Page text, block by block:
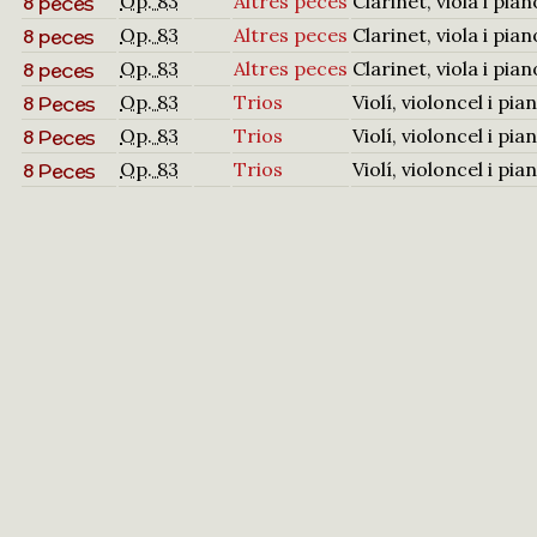
8 peces Op. 83 Altres peces Clarinet, viola i
8 peces Op. 83 Altres peces Clarinet, viola i
8 Peces Op. 83 Trios Violí, violoncel i
8 Peces Op. 83 Trios Violí, violoncel i
8 Peces Op. 83 Trios Violí, violoncel i